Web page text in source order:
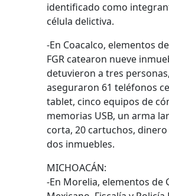
identificado como
célula delictiva.
-En Coacalco, elementos de
FGR catearon nueve
detuvieron a tres
aseguraron 61 teléfonos
tablet, cinco equipos de
memorias USB, un arma
corta, 20 cartuchos,
dos inmuebles.
MICHOACÁN:
-En Morelia, elementos de